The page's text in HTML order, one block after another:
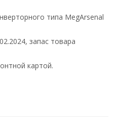
типа MegArsenal
запас товара
картой.